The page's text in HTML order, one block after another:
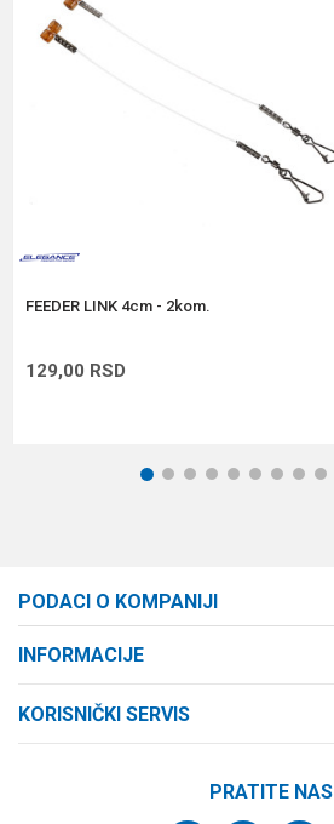
Prečnik
Poruka
Anti-spam zaštita - izračunajte koliko je 9 - 4 :
FEEDER LINK 4cm - 2kom.
129,00 RSD
1 2 3 4 5 6 7 8 9
PODACI O KOMPANIJI
Cara Dušana 47
INFORMACIJE
KORISNIČKI SERVIS
PRATITE NAS